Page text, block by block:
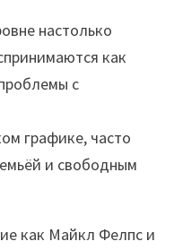
настолько
как
с
графике, часто
и свободным
как Майкл Фелпс и